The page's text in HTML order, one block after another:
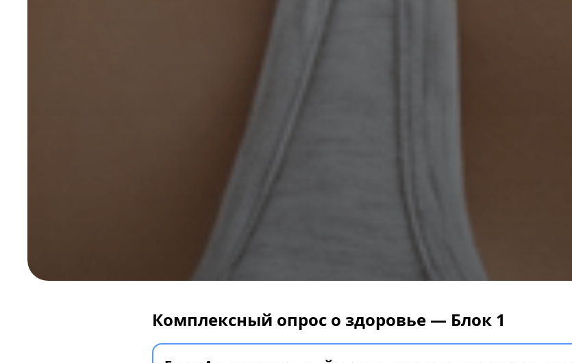
Комплексный опрос о здоровье — Блок 1